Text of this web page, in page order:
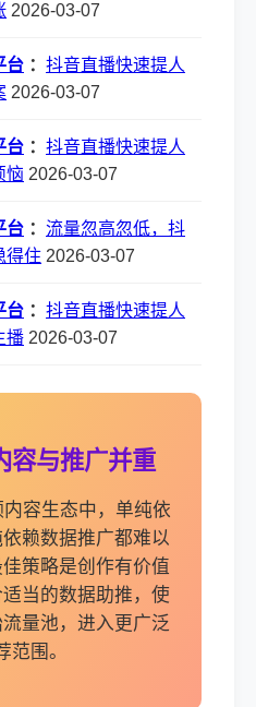
2026-03-07
台 ： 抖音直播快速提人
2026-03-07
台 ： 抖音直播快速提人
恼 2026-03-07
台 ： 流量忽高忽低，抖
得住 2026-03-07
台 ： 抖音直播快速提人
播 2026-03-07
容与推广并重
容生态中，单纯依
赖数据推广都难以
策略是创作有价值
当的数据助推，使
量池，进入更广泛
范围。